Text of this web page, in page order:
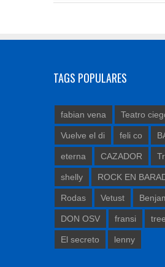
TAGS POPULARES
fabian vena Teatro
Vuelve el di feli co
eterna CAZADOR
shelly ROCK EN
Rodas Vetust
DON OSV fransi
El secreto lenny